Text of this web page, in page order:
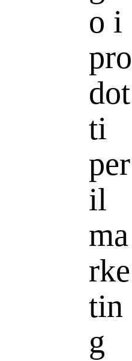
o i
pro
dot
ti
per
il
ma
rke
tin
g